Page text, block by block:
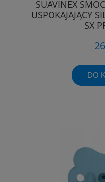
SUAVINEX
USPOKAJAJĄCY
SX
DO